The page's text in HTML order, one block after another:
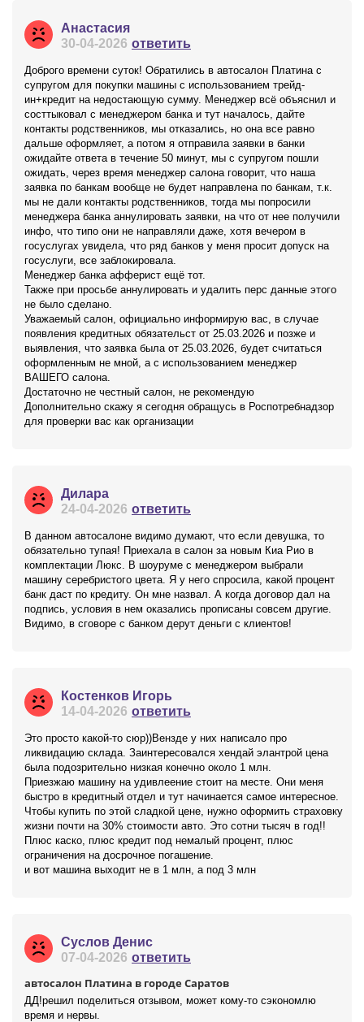
Анастасия
30-04-2026 ответить
Доброго времени суток! Обратились в автосалон Платина с
супругом для покупки машины с использованием трейд-
ин+кредит на недостающую сумму. Менеджер всё объяснил и
состтыковал с менеджером банка и тут началось, дайте
контакты родственников, мы отказались, но она все равно
дальше оформляет, а потом я отправила заявки в банки
ожидайте ответа в течение 50 минут, мы с супругом пошли
ожидать, через время менеджер салона говорит, что наша
заявка по банкам вообще не будет направлена по банкам, т.к.
мы не дали контакты родственников, тогда мы попросили
менеджера банка аннулировать заявки, на что от нее получили
инфо, что типо они не направляли даже, хотя вечером в
госуслугах увидела, что ряд банков у меня просит допуск на
госуслуги, все заблокировала.
Менеджер банка афферист ещё тот.
Также при просьбе аннулировать и удалить перс данные этого
не было сделано.
Уважаемый салон, официально информирую вас, в случае
появления кредитных обязательст от 25.03.2026 и позже и
выявления, что заявка была от 25.03.2026, будет считаться
оформленным не мной, а с использованием менеджер
ВАШЕГО салона.
Достаточно не честный салон, не рекомендую
Дополнительно скажу я сегодня обращусь в Роспотребнадзор
для проверки вас как организации
Дилара
24-04-2026 ответить
В данном автосалоне видимо думают, что если девушка, то
обязательно тупая! Приехала в салон за новым Киа Рио в
комплектации Люкс. В шоуруме с менеджером выбрали
машину серебристого цвета. Я у него спросила, какой процент
банк даст по кредиту. Он мне назвал. А когда договор дал на
подпись, условия в нем оказались прописаны совсем другие.
Видимо, в сговоре с банком дерут деньги с клиентов!
Костенков Игорь
14-04-2026 ответить
Это просто какой-то сюр))Вензде у них написало про
ликвидацию склада. Заинтересовался хендай элантрой цена
была подозрительно низкая конечно около 1 млн.
Приезжаю машину на удивлеение стоит на месте. Они меня
быстро в кредитный отдел и тут начинается самое интересное.
Чтобы купить по этой сладкой цене, нужно оформить страховку
жизни почти на 30% стоимости авто. Это сотни тысяч в год!!
Плюс каско, плюс кредит под немалый процент, плюс
ограничения на досрочное погашение.
и вот машина выходит не в 1 млн, а под 3 млн
Суслов Денис
07-04-2026 ответить
автосалон Платина в городе Саратов
ДД!решил поделиться отзывом, может кому-то сэкономлю
время и нервы.